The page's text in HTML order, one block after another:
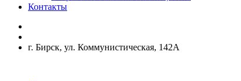
Контакты
г. Бирск, ул. Коммунистическая, 142А